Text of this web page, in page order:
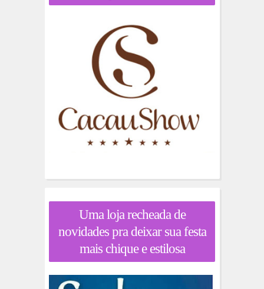
Uma loja recheada de
novidades pra deixar sua festa
mais chique e estilosa